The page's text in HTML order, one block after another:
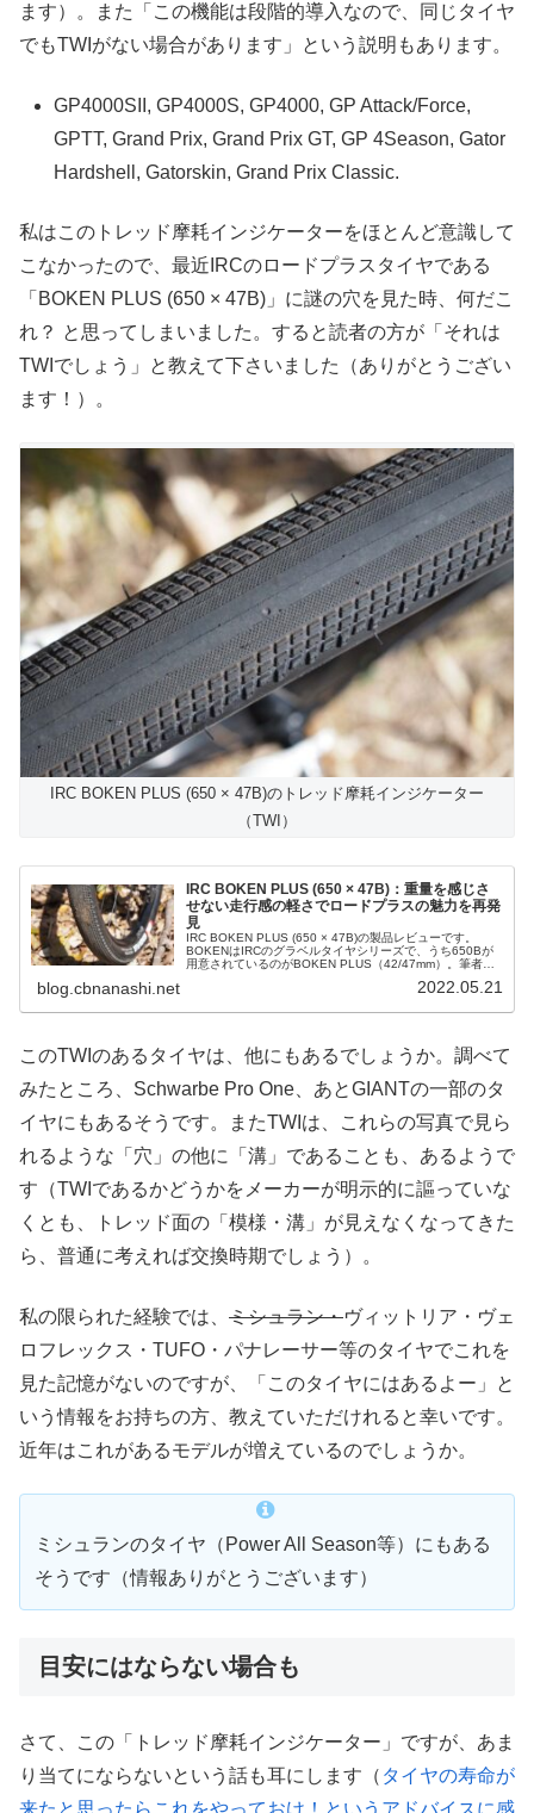
ます）。また「この機能は段階的導入なので、同じタイヤ
でもTWIがない場合があります」という説明もあります。
GP4000SII, GP4000S, GP4000, GP Attack/Force,
GPTT, Grand Prix, Grand Prix GT, GP 4Season, Gator
Hardshell, Gatorskin, Grand Prix Classic.
私はこのトレッド摩耗インジケーターをほとんど意識して
こなかったので、最近IRCのロードプラスタイヤである
「BOKEN PLUS (650 × 47B)」に謎の穴を見た時、何だこ
れ？ と思ってしまいました。すると読者の方が「それは
TWIでしょう」と教えて下さいました（ありがとうござい
ます！）。
IRC BOKEN PLUS (650 × 47B)のトレッド摩耗インジケーター
（TWI）
IRC BOKEN PLUS (650 × 47B)：重量を感じさ
せない走行感の軽さでロードプラスの魅力を再発
見
IRC BOKEN PLUS (650 × 47B)の製品レビューです。
BOKENはIRCのグラベルタイヤシリーズで、うち650Bが
用意されているのがBOKEN PLUS（42/47mm）。筆者が
blog.cbnanashi.net 2022.05.21
このTWIのあるタイヤは、他にもあるでしょうか。調べて
みたところ、Schwarbe Pro One、あとGIANTの一部のタ
イヤにもあるそうです。またTWIは、これらの写真で見ら
れるような「穴」の他に「溝」であることも、あるようで
す（TWIであるかどうかをメーカーが明示的に謳っていな
くとも、トレッド面の「模様・溝」が見えなくなってきた
ら、普通に考えれば交換時期でしょう）。
私の限られた経験では、 ミシュラン・ヴィットリア・ヴェ
ロフレックス・TUFO・パナレーサー等のタイヤでこれを
見た記憶がないのですが、「このタイヤにはあるよー」と
いう情報をお持ちの方、教えていただけれると幸いです。
近年はこれがあるモデルが増えているのでしょうか。
ミシュランのタイヤ（Power All Season等）にもある
そうです（情報ありがとうございます）
目安にはならない場合も
さて、この「トレッド摩耗インジケーター」ですが、あま
り当てにならないという話も耳にします（ タイヤの寿命が
来たと思ったらこれをやっておけ！というアドバイスに感